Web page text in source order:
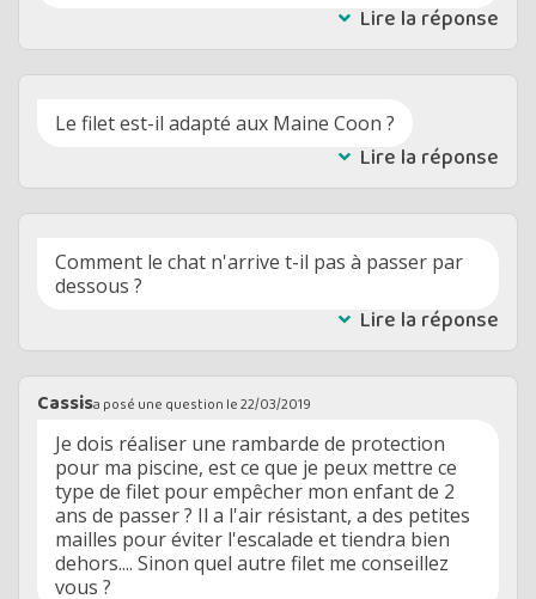
Lire la réponse
Le filet est-il adapté aux Maine Coon ?
Lire la réponse
Comment le chat n'arrive t-il pas à passer par
dessous ?
Lire la réponse
Cassisa posé une question le22/03/2019
Je dois réaliser une rambarde de protection
pour ma piscine, est ce que je peux mettre ce
type de filet pour empêcher mon enfant de 2
ans de passer ? Il a l'air résistant, a des petites
mailles pour éviter l'escalade et tiendra bien
dehors.... Sinon quel autre filet me conseillez
vous ?